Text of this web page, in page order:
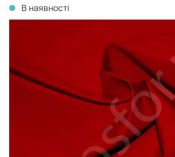
В наявності